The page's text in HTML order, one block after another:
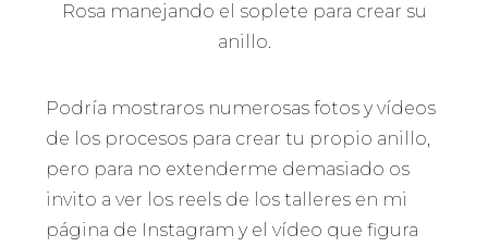
Rosa manejando el soplete para crear su
anillo.
Podría mostraros numerosas fotos y vídeos
de los procesos para crear tu propio anillo,
pero para no extenderme demasiado os
invito a ver los reels de los talleres en mi
página de Instagram y el vídeo que figura